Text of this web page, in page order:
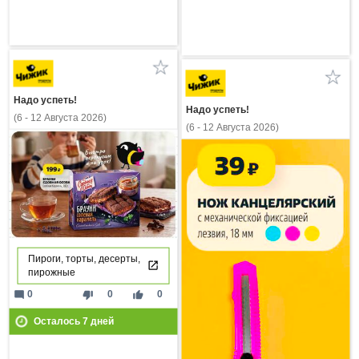
Надо успеть!
(6 - 12 Августа 2026)
Пироги, торты, десерты,
пирожные
thumb_down 0 thumb_up 0
mode_comment 0
Осталось 7дней
Надо успеть!
(6 - 12 Августа 2026)